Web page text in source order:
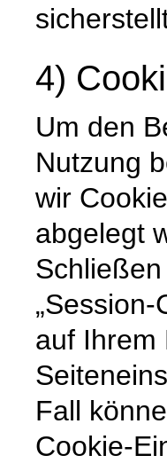
4)
Um den
Nutzung
wir
abgelegt
auf Ihrem
Fall
Cookie-